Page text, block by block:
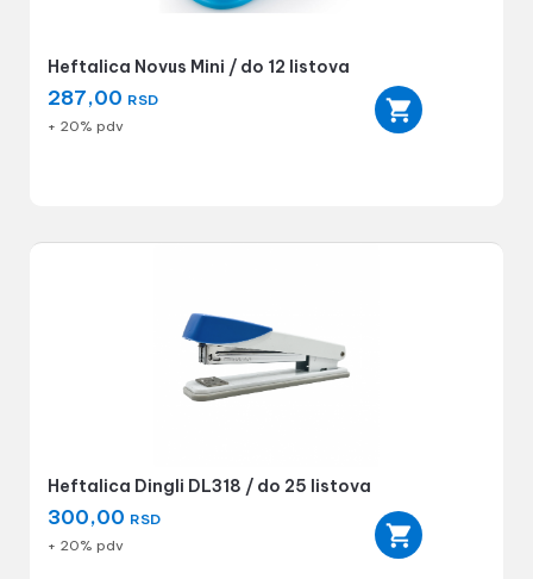
Heftalica Novus Mini / do 12 listova
287,00 RSD
+ 20% pdv
Heftalica Dingli DL318 / do 25 listova
300,00 RSD
+ 20% pdv